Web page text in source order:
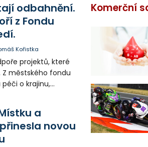
odbahnění.
z Fondu
Kořistka
projektů, které
Z městského fondu
o krajinu,
a
novou
Komerční